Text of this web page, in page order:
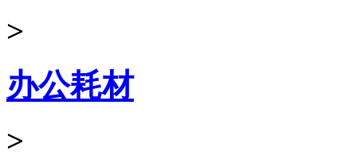
>
办公耗材
>